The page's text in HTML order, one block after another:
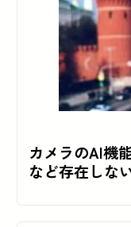
カメラのAI機
など存在しな